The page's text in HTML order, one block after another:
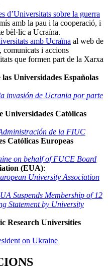
d’Universitats sobre la guerra
amb la pau i la cooperació, i
bèl·lic a Ucraïna.
amb Ucraïna al web de
comunicats i accions
que formen part de la Xarxa
Universidades Españolas
invasión de Ucrania por parte
Universidades Católicas
de la FIUC
Católicas Europeas
on behalf of FUCE Board
(EUA):
University Association
Suspends Membership of 12
Statement by University
Research Universities
on Ukraine